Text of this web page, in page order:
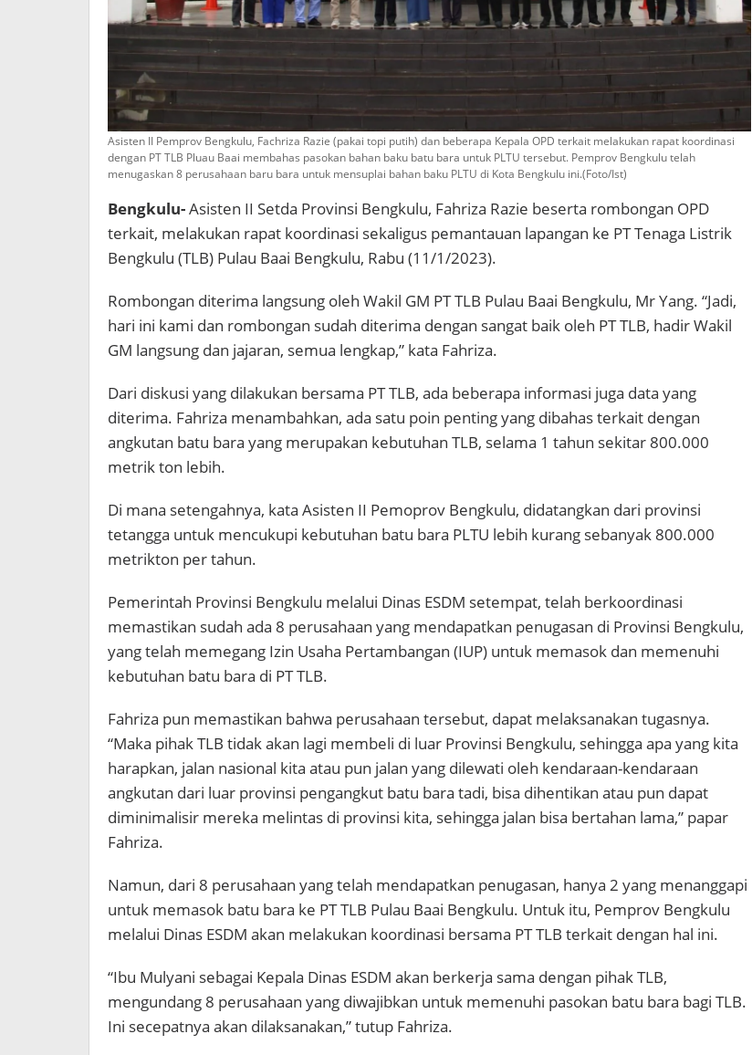
Asisten II Pemprov Bengkulu, Fachriza Razie (pakai topi putih) dan beberapa Kepala OPD terkait melakukan rapat koordinasi
dengan PT TLB Pluau Baai membahas pasokan bahan baku batu bara untuk PLTU tersebut. Pemprov Bengkulu telah
menugaskan 8 perusahaan baru bara untuk mensuplai bahan baku PLTU di Kota Bengkulu ini.(Foto/Ist)
Bengkulu-Asisten II Setda Provinsi Bengkulu, Fahriza Razie beserta rombongan OPD
terkait, melakukan rapat koordinasi sekaligus pemantauan lapangan ke PT Tenaga Listrik
Bengkulu (TLB) Pulau Baai Bengkulu, Rabu (11/1/2023).
Rombongan diterima langsung oleh Wakil GM PT TLB Pulau Baai Bengkulu, Mr Yang. “Jadi,
hari ini kami dan rombongan sudah diterima dengan sangat baik oleh PT TLB, hadir Wakil
GM langsung dan jajaran, semua lengkap,” kata Fahriza.
Dari diskusi yang dilakukan bersama PT TLB, ada beberapa informasi juga data yang
diterima. Fahriza menambahkan, ada satu poin penting yang dibahas terkait dengan
angkutan batu bara yang merupakan kebutuhan TLB, selama 1 tahun sekitar 800.000
metrik ton lebih.
Di mana setengahnya, kata Asisten II Pemoprov Bengkulu, didatangkan dari provinsi
tetangga untuk mencukupi kebutuhan batu bara PLTU lebih kurang sebanyak 800.000
metrikton per tahun.
Pemerintah Provinsi Bengkulu melalui Dinas ESDM setempat, telah berkoordinasi
memastikan sudah ada 8 perusahaan yang mendapatkan penugasan di Provinsi Bengkulu,
yang telah memegang Izin Usaha Pertambangan (IUP) untuk memasok dan memenuhi
kebutuhan batu bara di PT TLB.
Fahriza pun memastikan bahwa perusahaan tersebut, dapat melaksanakan tugasnya.
“Maka pihak TLB tidak akan lagi membeli di luar Provinsi Bengkulu, sehingga apa yang kita
harapkan, jalan nasional kita atau pun jalan yang dilewati oleh kendaraan-kendaraan
angkutan dari luar provinsi pengangkut batu bara tadi, bisa dihentikan atau pun dapat
diminimalisir mereka melintas di provinsi kita, sehingga jalan bisa bertahan lama,” papar
Fahriza.
Namun, dari 8 perusahaan yang telah mendapatkan penugasan, hanya 2 yang menanggapi
untuk memasok batu bara ke PT TLB Pulau Baai Bengkulu. Untuk itu, Pemprov Bengkulu
melalui Dinas ESDM akan melakukan koordinasi bersama PT TLB terkait dengan hal ini.
“Ibu Mulyani sebagai Kepala Dinas ESDM akan berkerja sama dengan pihak TLB,
mengundang 8 perusahaan yang diwajibkan untuk memenuhi pasokan batu bara bagi TLB.
Ini secepatnya akan dilaksanakan,” tutup Fahriza.